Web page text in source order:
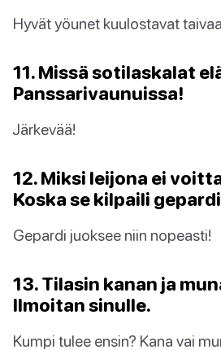
Hyvät yöunet kuulostavat
11. Missä sotilaskalat
Panssarivaunuissa!
Järkevää!
12. Miksi leijona ei
Koska se kilpaili
Gepardi juoksee niin nopeasti!
13. Tilasin kanan ja
Ilmoitan sinulle.
Kumpi tulee ensin? Kana vai